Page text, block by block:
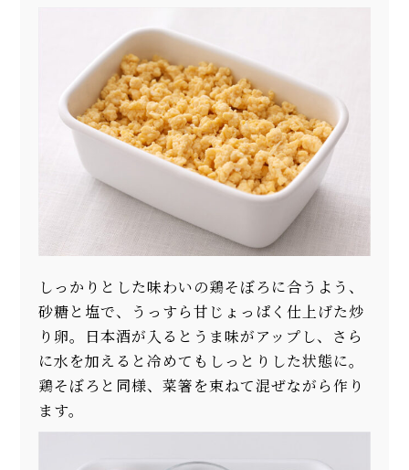
しっかりとした味わいの鶏そぼろに合うよう、
砂糖と塩で、うっすら甘じょっぱく仕上げた炒
り卵。日本酒が入るとうま味がアップし、さら
に水を加えると冷めてもしっとりした状態に。
鶏そぼろと同様、菜箸を束ねて混ぜながら作り
ます。